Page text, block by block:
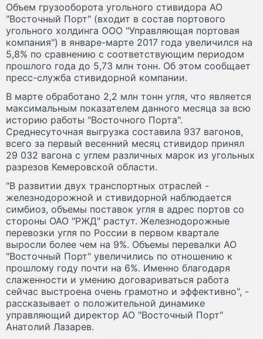
Объем грузооборота угольного стивидора АО
"Восточный Порт" (входит в состав портового
угольного холдинга ООО "Управляющая портовая
компания") в январе-марте 2017 года увеличился на
5,8% по сравнению с соответствующим периодом
прошлого года до 5,73 млн тонн. Об этом сообщает
пресс-служба стивидорной компании.
В марте обработано 2,2 млн тонн угля, что является
максимальным показателем данного месяца за всю
историю работы "Восточного Порта".
Среднесуточная выгрузка составила 937 вагонов,
всего за первый весенний месяц стивидор принял
29 032 вагона с углем различных марок из угольных
разрезов Кемеровской области.
"В развитии двух транспортных отраслей -
железнодорожной и стивидорной наблюдается
симбиоз, объемы поставок угля в адрес портов со
стороны ОАО "РЖД" растут. Железнодорожные
перевозки угля по России в первом квартале
выросли более чем на 9%. Объемы перевалки АО
"Восточный Порт" увеличились по отношению к
прошлому году почти на 6%. Именно благодаря
слаженности и умению договариваться работа
сейчас выстроена очень грамотно и эффективно", -
рассказывает о положительной динамике
управляющий директор АО "Восточный Порт"
Анатолий Лазарев.